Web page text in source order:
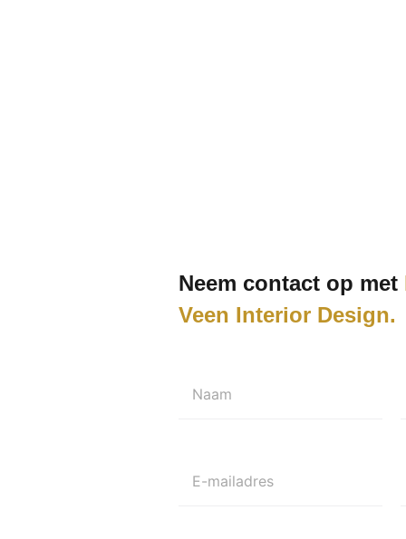
Neem contact op met
Veen Interior Design
Naam
E-mailadres